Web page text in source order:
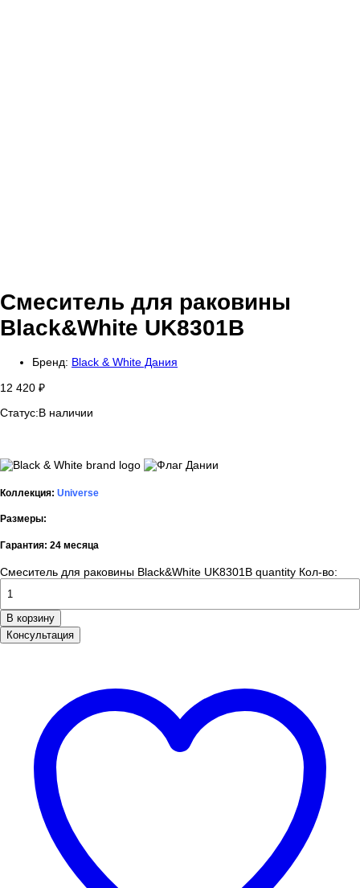
Смеситель для раковины
Black&White UK8301B
Бренд: Black & White Дания
12 420 ₽
Статус:В наличии
Коллекция: Universe
Размеры:
Гарантия: 24 месяца
Смеситель для раковины Black&White UK8301B quantity Кол-во:
В корзину
Консультация